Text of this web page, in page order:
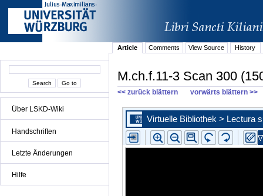
Über LSKD-Wiki
Handschriften
Letzte Änderungen
Hilfe
Article Comments View Source History
M.ch.f.11-3 Scan 300
<< zurück blättern vorwärts blättern >>